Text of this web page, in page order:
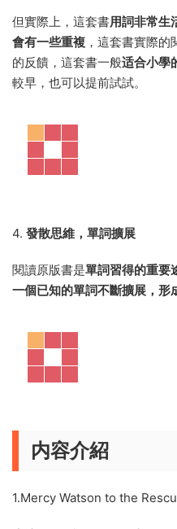
但實際上，這套書用詞非常生
會有一些重複 ，這套書實際
的反饋，這套書一般适合小學
較早，也可以提前試試。
4. 發散思維，單詞擴展
閱讀原版書是單詞習得的重要
一個已知的單詞不斷擴展，形
内容介紹
1.Mercy Watson to the